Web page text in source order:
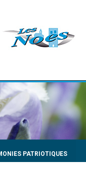
PATRIOTIQUES